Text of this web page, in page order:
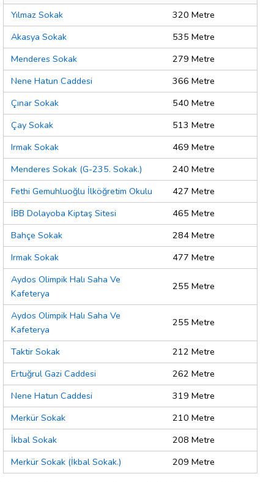
Yılmaz Sokak
320 Metre
Akasya Sokak
535 Metre
Menderes Sokak
279 Metre
Nene Hatun Caddesi
366 Metre
Çınar Sokak
540 Metre
Çay Sokak
513 Metre
Irmak Sokak
469 Metre
Menderes Sokak (G-235. Sokak.)
240 Metre
Fethi Gemuhluoğlu İlköğretim Okulu
427 Metre
İBB Dolayoba Kiptaş Sitesi
465 Metre
Bahçe Sokak
284 Metre
Irmak Sokak
477 Metre
Aydos Olimpik Halı Saha Ve
Kafeterya
255 Metre
Aydos Olimpik Halı Saha Ve
Kafeterya
255 Metre
Taktir Sokak
212 Metre
Ertuğrul Gazi Caddesi
262 Metre
Nene Hatun Caddesi
319 Metre
Merkür Sokak
210 Metre
İkbal Sokak
208 Metre
Merkür Sokak (İkbal Sokak.)
209 Metre